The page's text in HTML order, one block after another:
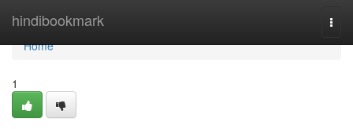
hindibookmark
Home
Home
1